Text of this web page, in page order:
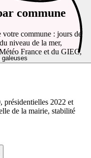
galeuses
commune
commune : jours de
niveau de la mer,
France et du GIEC,
présidentielles 2022 et
de la mairie, stabilité